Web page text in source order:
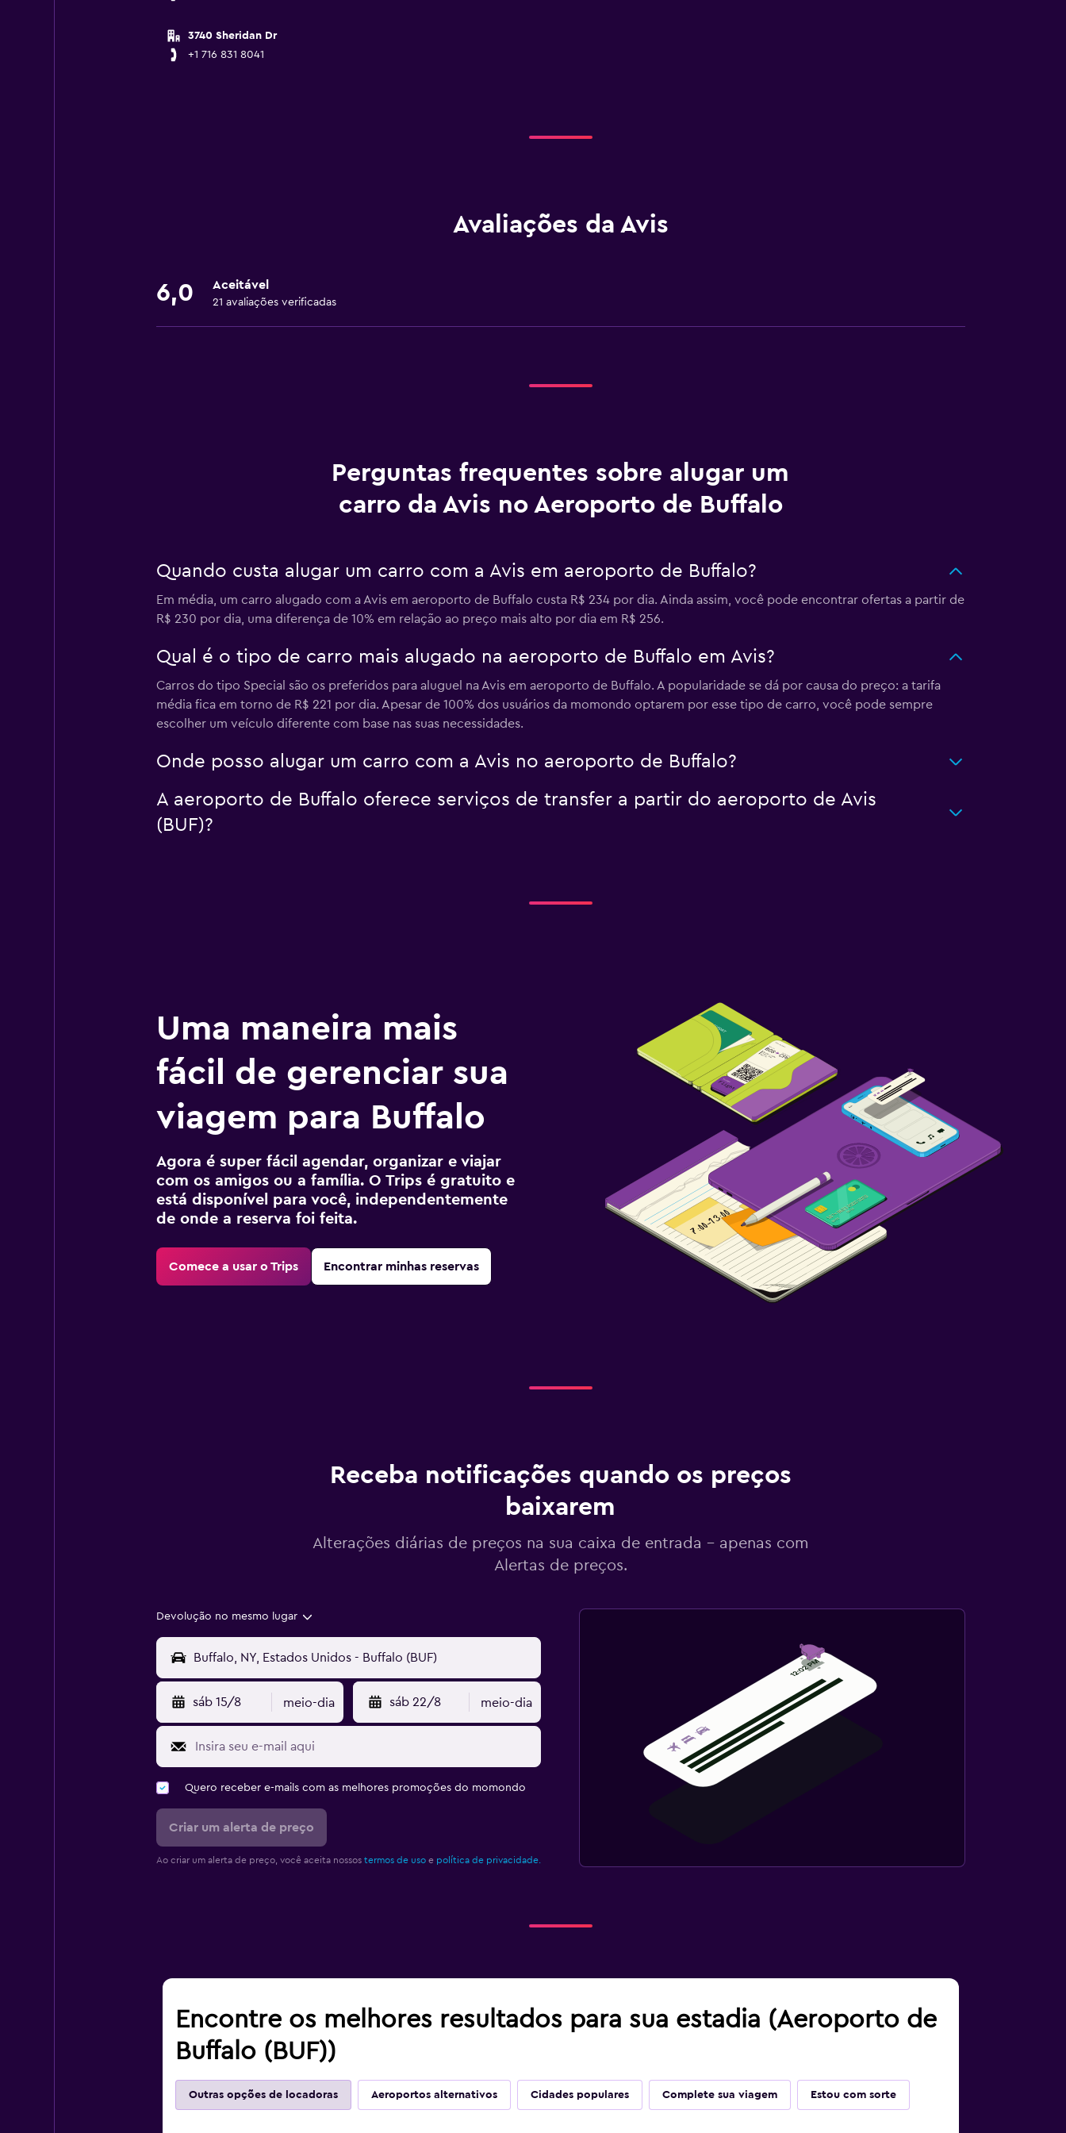
3740 Sheridan Dr
+1 716 831 8041
Avaliações da Avis
6,0 Aceitável
21 avaliações verificadas
Perguntas frequentes sobre alugar um
carro da Avis no Aeroporto de Buffalo
Quando custa alugar um carro com a Avis em aeroporto de Buffalo?
Em média, um carro alugado com a Avis em aeroporto de Buffalo custa R$ 234 por dia. Ainda assim, você pode encontrar ofertas a partir de
R$ 230 por dia, uma diferença de 10% em relação ao preço mais alto por dia em R$ 256.
Qual é o tipo de carro mais alugado na aeroporto de Buffalo em Avis?
Carros do tipo Special são os preferidos para aluguel na Avis em aeroporto de Buffalo. A popularidade se dá por causa do preço: a tarifa
média fica em torno de R$ 221 por dia. Apesar de 100% dos usuários da momondo optarem por esse tipo de carro, você pode sempre
escolher um veículo diferente com base nas suas necessidades.
Onde posso alugar um carro com a Avis no aeroporto de Buffalo?
A aeroporto de Buffalo oferece serviços de transfer a partir do aeroporto de Avis
(BUF)?
Uma maneira mais
fácil de gerenciar sua
viagem para Buffalo
Agora é super fácil agendar, organizar e viajar
com os amigos ou a família. O Trips é gratuito e
está disponível para você, independentemente
de onde a reserva foi feita.
Comece a usar o Trips Encontrar minhas reservas
Receba notificações quando os preços
baixarem
Alterações diárias de preços na sua caixa de entrada - apenas com
Alertas de preços.
Devolução no mesmo lugar
sáb 15/8 meio-dia sáb 22/8 meio-dia
Quero receber e-mails com as melhores promoções do momondo
Criar um alerta de preço
Ao criar um alerta de preço, você aceita nossos termos de usoe política de privacidade.
Encontre os melhores resultados para sua estadia (Aeroporto de
Buffalo (BUF))
Outras opções de locadoras Aeroportos alternativos Cidades populares Complete sua viagem Estou com sorte